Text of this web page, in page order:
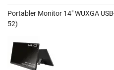
Portabler Monitor 14" WUXGA
52)